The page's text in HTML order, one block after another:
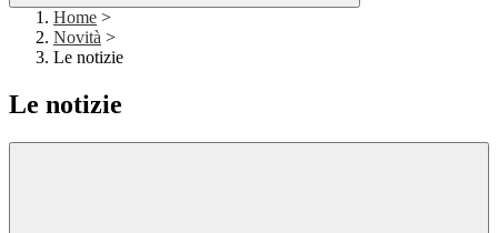
Home >
Novità >
Le notizie
Le notizie